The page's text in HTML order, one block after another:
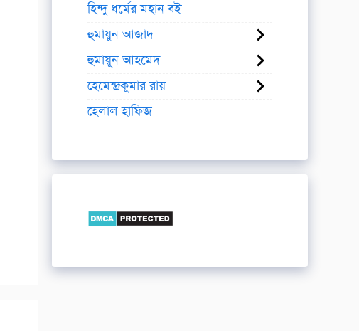
হিন্দু ধর্মের মহান বই
হুমায়ুন আজাদ
হুমায়ূন আহমেদ
হেমেন্দ্রকুমার রায়
হেলাল হাফিজ